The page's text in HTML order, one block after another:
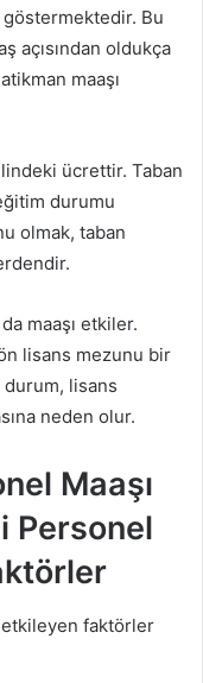
göstermektedir. Bu
açısından oldukça
maaşı
ücrettir. Taban
durumu
olmak, taban
maaşı etkiler.
lisans mezunu bir
durum, lisans
neden olur.
Maaşı
Personel
etkileyen faktörler